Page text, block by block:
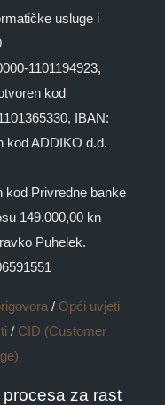
usluge i
1101194923,
kod
IBAN:
kod ADDIKO d.d.
kod Privredne banke
149.000,00 kn
Puhelek.
/ Opći uvjeti
/ CID (Customer
za rast